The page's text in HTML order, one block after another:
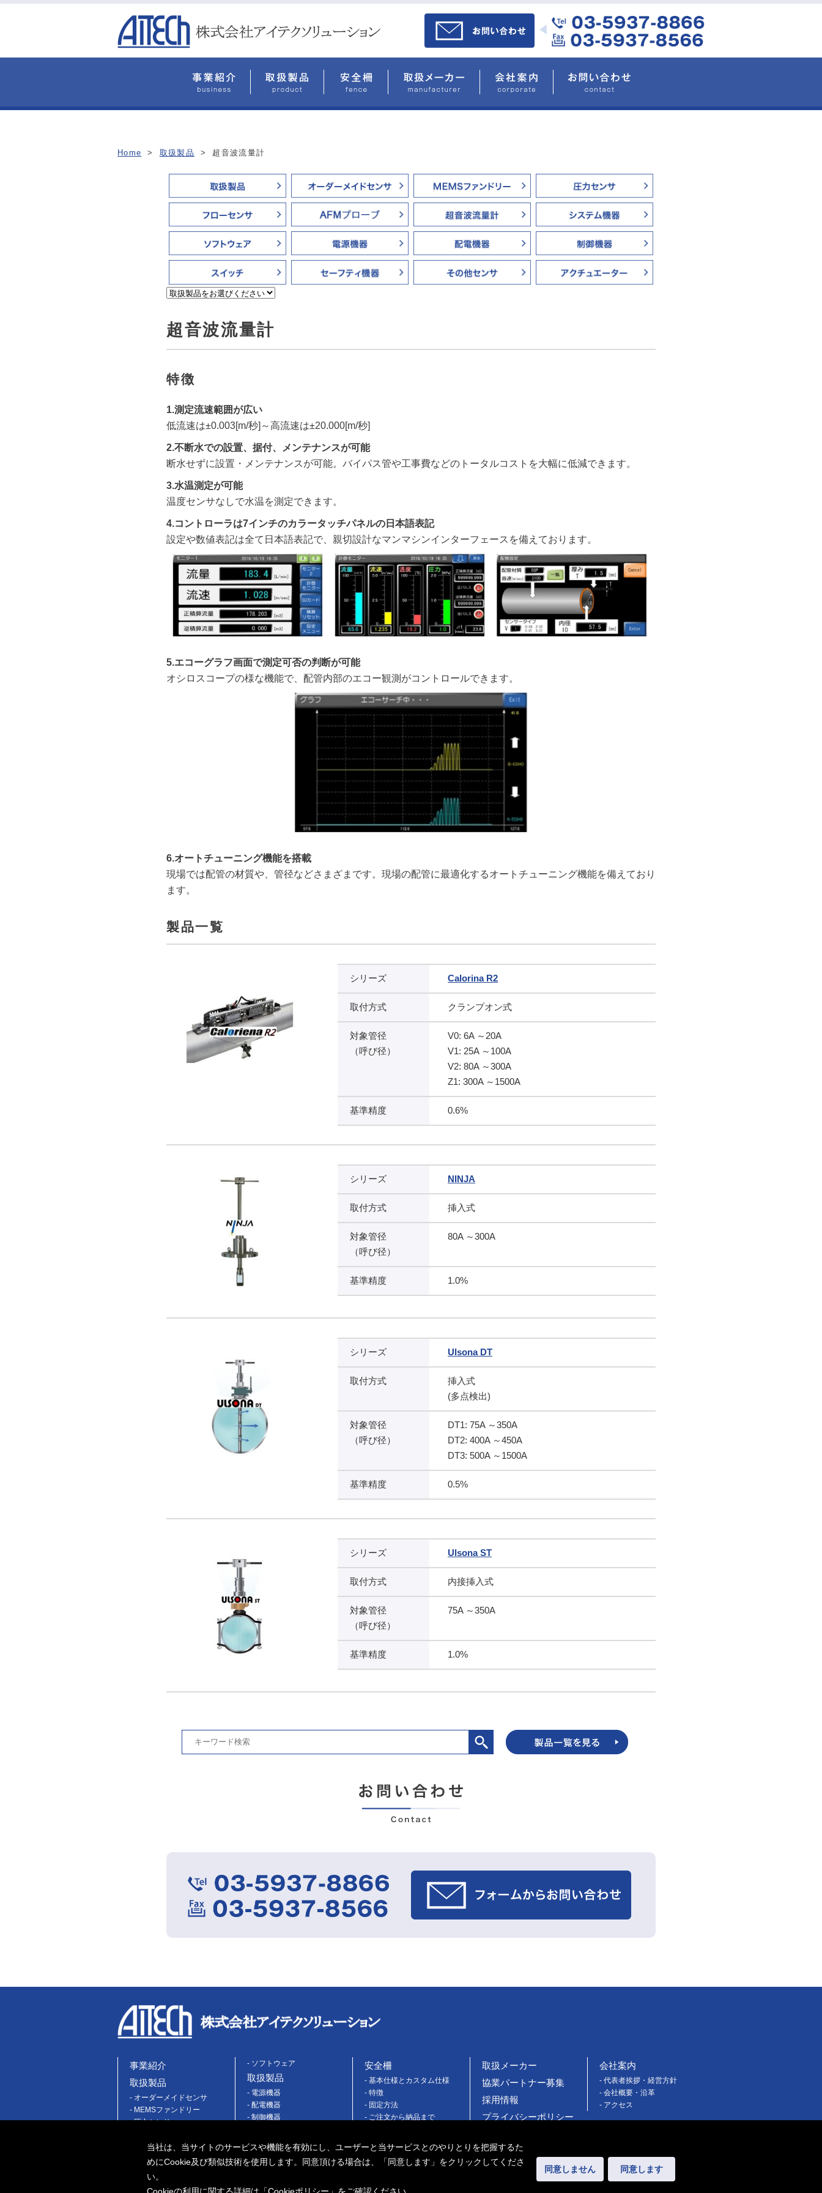
当社は、当サイトのサービスや機能を有効にし、ユーザーと当サービスとのやりとりを把握するた
めにCookie及び類似技術を使用します。同意頂ける場合は、「同意します」をクリックしてくださ
い。
同意しません 同意します
Home > 取扱製品 > 超音波流量計
超音波流量計
特徴
1.測定流速範囲が広い
低流速は±0.003[m/秒]～高流速は±20.000[m/秒]
2.不断水での設置、据付、メンテナンスが可能
断水せずに設置・メンテナンスが可能。バイパス管や工事費などのトータルコストを大幅に低減できます。
3.水温測定が可能
温度センサなしで水温を測定できます。
4.コントローラは7インチのカラータッチパネルの日本語表記
設定や数値表記は全て日本語表記で、親切設計なマンマシンインターフェースを備えております。
5.エコーグラフ画面で測定可否の判断が可能
オシロスコープの様な機能で、配管内部のエコー観測がコントロールできます。
6.オートチューニング機能を搭載
現場では配管の材質や、管径などさまざまです。現場の配管に最適化するオートチューニング機能を備えており
ます。
製品一覧
シリーズ Calorina R2
取付方式 クランプオン式
対象管径
（呼び径）
V0: 6A ～20A
V1: 25A ～100A
V2: 80A ～300A
Z1: 300A ～1500A
基準精度 0.6%
シリーズ NINJA
取付方式 挿入式
対象管径
（呼び径）
80A ～300A
基準精度 1.0%
シリーズ Ulsona DT
取付方式
挿入式
(多点検出)
対象管径
（呼び径）
DT1: 75A ～350A
DT2: 400A ～450A
DT3: 500A ～1500A
基準精度 0.5%
シリーズ Ulsona ST
取付方式 内接挿入式
対象管径
（呼び径）
75A ～350A
基準精度 1.0%
事業紹介
取扱製品
- オーダーメイドセンサ
- MEMSファンドリー
- 圧力センサ
- AFMプローブ
- 超音波流量計
- ソフトウェア
取扱製品
- 電源機器
- 配電機器
- 制御機器
- セーフティ機器
- その他センサ
- アクチュエーター
安全柵
- 基本仕様とカスタム仕様
- 特徴
- 固定方法
- ご注文から納品まで
- よくある質問
取扱メーカー
協業パートナー募集
採用情報
プライバシーポリシー
お問い合わせ
会社案内
- 代表者挨拶・経営方針
- 会社概要・沿革
- アクセス